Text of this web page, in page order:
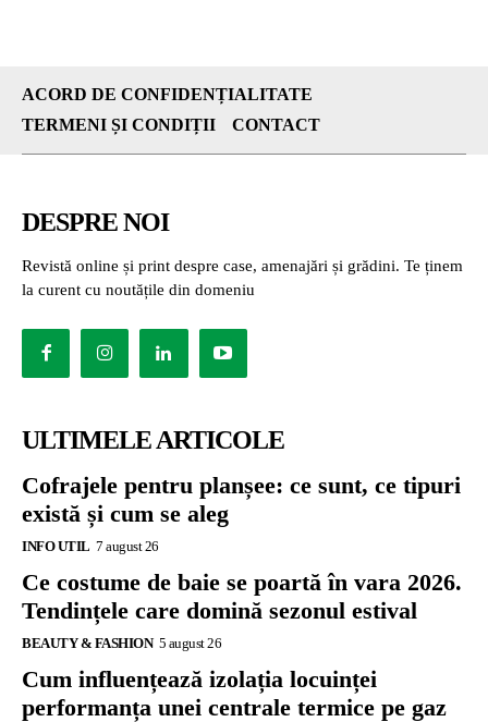
ACORD DE CONFIDENȚIALITATE
TERMENI ȘI CONDIȚII
CONTACT
DESPRE NOI
Revistă online și print despre case, amenajări și grădini. Te ținem
la curent cu noutățile din domeniu
ULTIMELE ARTICOLE
Cofrajele pentru planșee: ce sunt, ce tipuri
există și cum se aleg
INFO UTIL 7 august 26
Ce costume de baie se poartă în vara 2026.
Tendințele care domină sezonul estival
BEAUTY & FASHION 5 august 26
Cum influențează izolația locuinței
performanța unei centrale termice pe gaz